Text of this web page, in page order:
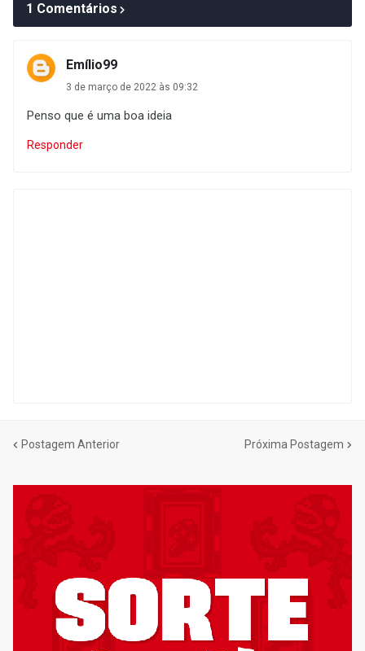
1 Comentários
Emílio99
3 de março de 2022 às 09:32
Penso que é uma boa ideia
Responder
Postagem Anterior Próxima Postagem